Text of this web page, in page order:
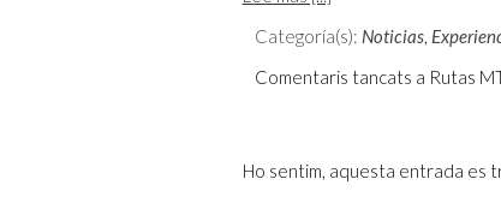
Categoría(s): Noticias,
Comentaris tancats a Rutas
Ho sentim, aquesta entrada es